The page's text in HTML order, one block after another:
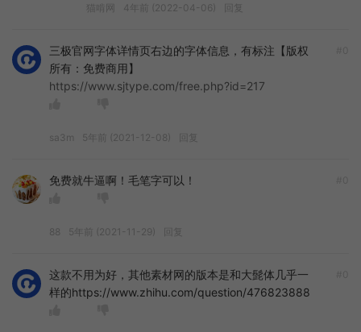
猫啃网 4年前 (2022-04-06) 回复
三极官网字体详情页右边的字体信息，有标注【版权
所有：免费商用】
https://www.sjtype.com/free.php?id=217
sa3m 5年前 (2021-12-08) 回复
免费就牛逼啊！毛笔字可以！
88 5年前 (2021-11-29) 回复
这款不用为好，其他素材网的版本是和大髭体几乎一
样的https://www.zhihu.com/question/476823888